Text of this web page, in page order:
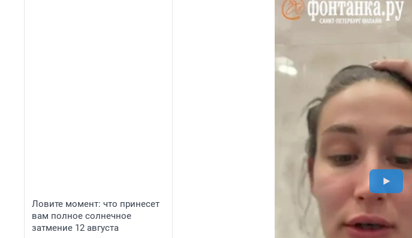
Ловите момент: что принесет
вам полное солнечное
затмение 12 августа